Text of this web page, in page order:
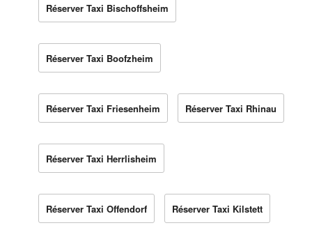
Réserver Taxi Bischoffsheim
Réserver Taxi Boofzheim
Réserver Taxi Friesenheim Réserver Taxi Rhinau
Réserver Taxi Herrlisheim
Réserver Taxi Offendorf Réserver Taxi Kilstett